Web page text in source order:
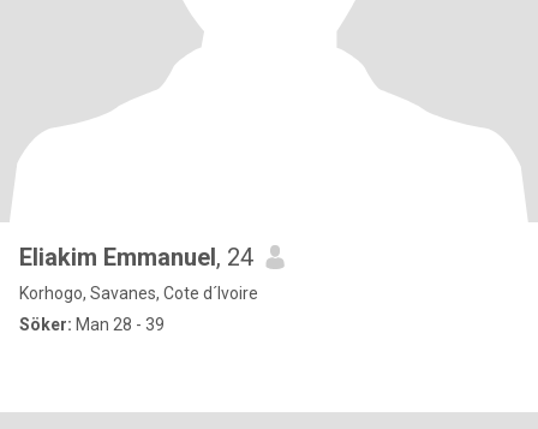
Eliakim Emmanuel, 24
Korhogo, Savanes, Cote d´Ivoire
Söker: Man 28 - 39